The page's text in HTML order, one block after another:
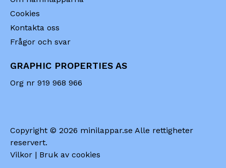
Cookies
Kontakta oss
Frågor och svar
GRAPHIC PROPERTIES AS
Org nr 919 968 966
Copyright © 2026 minilappar.se Alle rettigheter
reservert.
Vilkor | Bruk av cookies